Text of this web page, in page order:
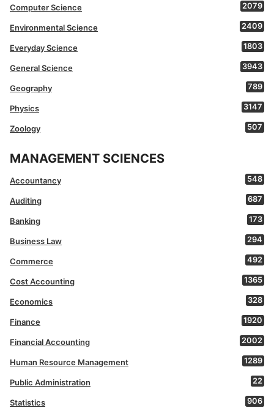
Computer Science 2079
Environmental Science 2409
Everyday Science 1803
General Science 3943
Geography 789
Physics 3147
Zoology 507
MANAGEMENT SCIENCES
Accountancy 548
Auditing 687
Banking 173
Business Law 294
Commerce 492
Cost Accounting 1365
Economics 328
Finance 1920
Financial Accounting 2002
Human Resource Management 1289
Public Administration 22
Statistics 906